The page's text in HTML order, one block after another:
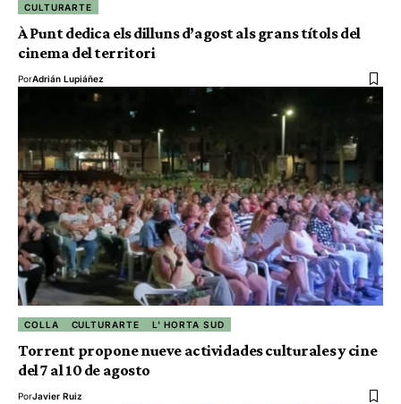
CULTURARTE
À Punt dedica els dilluns d’agost als grans títols del
cinema del territori
PorAdrián Lupiáñez
COLLA CULTURARTE L' HORTA SUD
Torrent propone nueve actividades culturales y cine
del 7 al 10 de agosto
PorJavier Ruiz